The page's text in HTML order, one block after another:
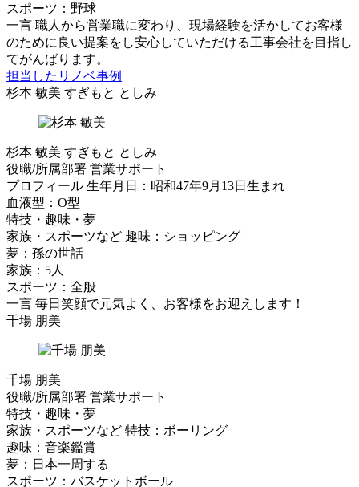
スポーツ：野球
一言 職人から営業職に変わり、現場経験を活かしてお客様
のために良い提案をし安心していただける工事会社を目指し
てがんばります。
担当したリノベ事例
杉本 敏美 すぎもと としみ
杉本 敏美 すぎもと としみ
役職/所属部署 営業サポート
プロフィール 生年月日：昭和47年9月13日生まれ
血液型：O型
特技・趣味・夢
家族・スポーツなど 趣味：ショッピング
夢：孫の世話
家族：5人
スポーツ：全般
一言 毎日笑顔で元気よく、お客様をお迎えします！
千場 朋美
千場 朋美
役職/所属部署 営業サポート
特技・趣味・夢
家族・スポーツなど 特技：ボーリング
趣味：音楽鑑賞
夢：日本一周する
スポーツ：バスケットボール